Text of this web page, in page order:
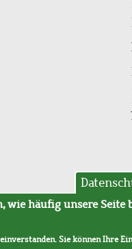
AVB
wie häufig unsere Seite
Sie können Ihre